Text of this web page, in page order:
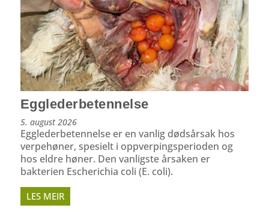
Egglederbetennelse
5. august 2026
Egglederbetennelse er en vanlig dødsårsak hos
verpehøner, spesielt i oppverpings­perioden og
hos eldre høner. Den vanligste årsaken er
bakterien Escherichia coli (E. coli).
LES MEIR